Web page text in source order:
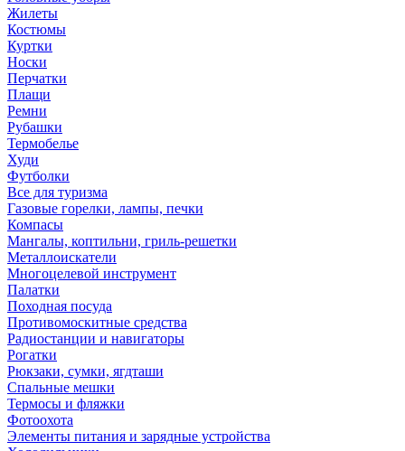
Жилеты
Костюмы
Куртки
Носки
Перчатки
Плащи
Ремни
Рубашки
Термобелье
Худи
Футболки
Все для туризма
Газовые горелки, лампы, печки
Компасы
Мангалы, коптильни, гриль-решетки
Металлоискатели
Многоцелевой инструмент
Палатки
Походная посуда
Противомоскитные средства
Радиостанции и навигаторы
Рогатки
Рюкзаки, сумки, ягдташи
Спальные мешки
Термосы и фляжки
Фотоохота
Элементы питания и зарядные устройства